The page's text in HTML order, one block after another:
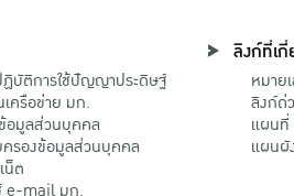
ฏิบัติการใช้ปัญญาประดิษฐ์
เครือข่าย มก.
อมูลส่วนบุคคล
รองข้อมูลส่วนบุคคล
น็ต
e-mail มก.
ลิงก์ที่เ
หมาย
ลิงก์ด่
แผน
แผนผั